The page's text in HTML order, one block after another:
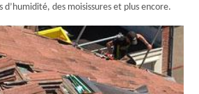
d’humidité, des moisissures et plus encore.